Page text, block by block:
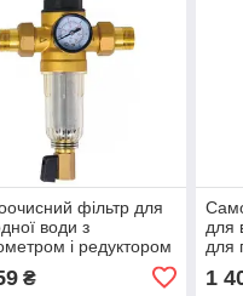
фільтр для
води з
і редуктором
KR.1242 1/2" 40°С
₴
для
для
1